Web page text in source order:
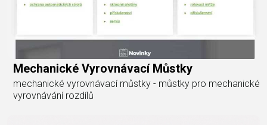
Mechanické Vyrovnávací Můstky
mechanické vyrovnávací můstky - můstky pro mechanické
vyrovnávání rozdílů